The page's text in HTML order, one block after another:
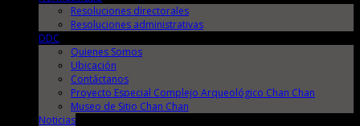
Resoluciones directorales
Resoluciones administrativas
DDC
Quienes Somos
Ubicación
Contáctanos
Proyecto Especial Complejo Arqueológico Chan Chan
Museo de Sitio Chan Chan
Noticias